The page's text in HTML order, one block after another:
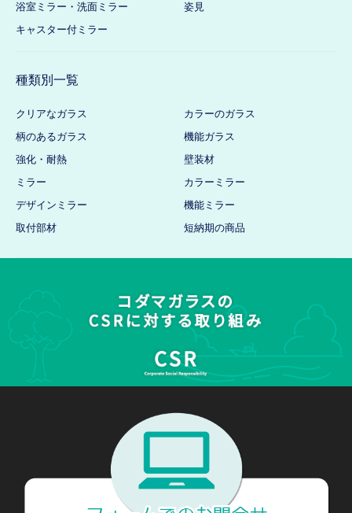
浴室ミラー・洗面ミラー
姿見
キャスター付ミラー
種類別一覧
クリアなガラス
カラーのガラス
柄のあるガラス
機能ガラス
強化・耐熱
壁装材
ミラー
カラーミラー
デザインミラー
機能ミラー
取付部材
短納期の商品